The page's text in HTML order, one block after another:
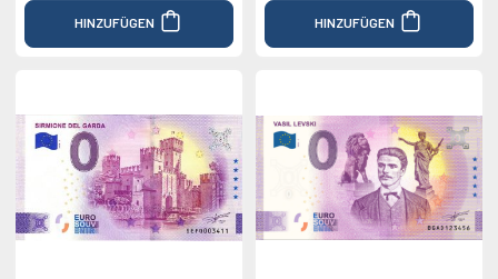
HINZUFÜGEN HINZUFÜGEN